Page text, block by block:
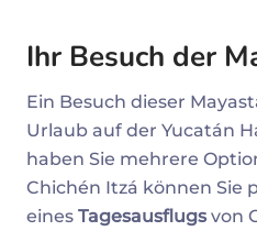
Ihr Besuch der
Ein Besuch dieser
Urlaub auf der Yucatán
haben Sie mehrere
Chichén Itzá können Sie
eines Tagesausflugsvon